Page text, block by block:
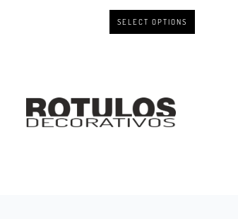
SELECT OPTIONS